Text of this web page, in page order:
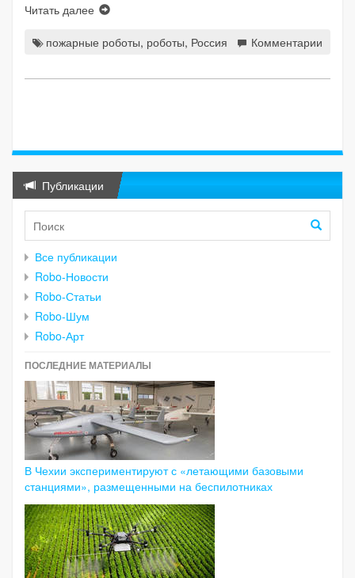
Читать далее
пожарные роботы, роботы, Россия Комментарии
Публикации
Все публикации
Robo-Новости
Robo-Статьи
Robo-Шум
Robo-Арт
ПОСЛЕДНИЕ МАТЕРИАЛЫ
В Чехии экспериментируют с «летающими базовыми
станциями», размещенными на беспилотниках